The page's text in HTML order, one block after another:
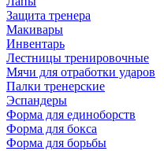
Защита тренера
Макивары
Инвентарь
Лестницы тренировочные
Мячи для отработки ударов
Палки тренерские
Эспандеры
Форма для единоборств
Форма для бокса
Форма для борьбы